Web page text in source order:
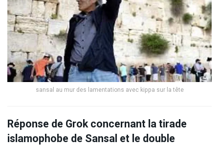
sansal au mur des lamentations avec kippa sur la tête
Réponse de Grok concernant la tirade
islamophobe de Sansal et le double